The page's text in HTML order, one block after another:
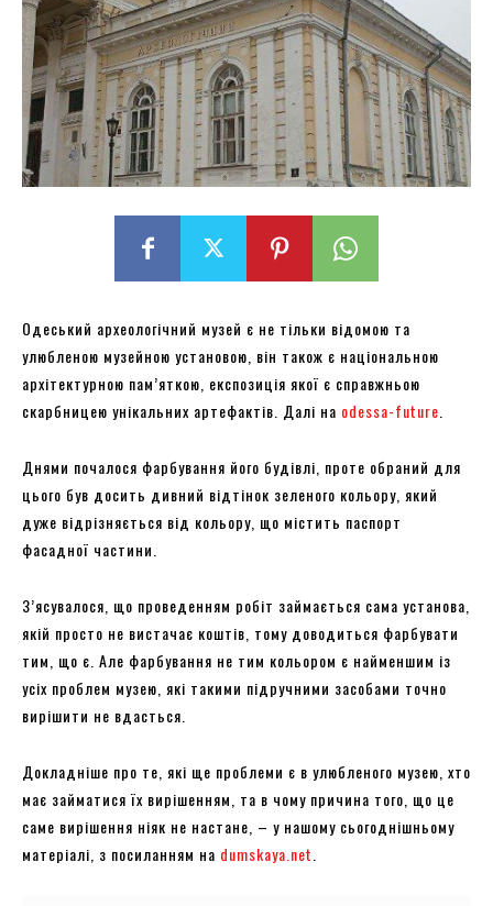
Одеський археологічний музей є не тільки відомою та
улюбленою музейною установою, він також є національною
архітектурною пам’яткою, експозиція якої є справжньою
скарбницею унікальних артефактів. Далі на odessa-future
Днями почалося фарбування його будівлі, проте обраний для
цього був досить дивний відтінок зеленого кольору, який
дуже відрізняється від кольору, що містить паспорт
фасадної частини.
З’ясувалося, що проведенням робіт займається сама установа,
якій просто не вистачає коштів, тому доводиться фарбувати
тим, що є. Але фарбування не тим кольором є найменшим із
усіх проблем музею, які такими підручними засобами точно
вирішити не вдасться.
Докладніше про те, які ще проблеми є в улюбленого музею, хто
має займатися їх вирішенням, та в чому причина того, що це
саме вирішення ніяк не настане, – у нашому сьогоднішньому
матеріалі, з посиланням на dumskaya.net